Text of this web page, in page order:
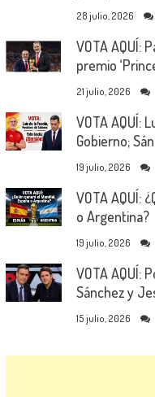
28 julio, 2026
VOTA AQUÍ:
premio
21 julio, 2026
VOTA AQUÍ:
Gobierno;
19 julio, 2026
VOTA AQUÍ:
o Argentina?
19 julio, 2026
VOTA AQUÍ:
Sánchez y
15 julio, 2026